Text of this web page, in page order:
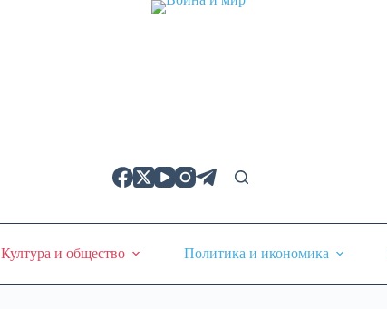
Култура и общество Политика и икономика